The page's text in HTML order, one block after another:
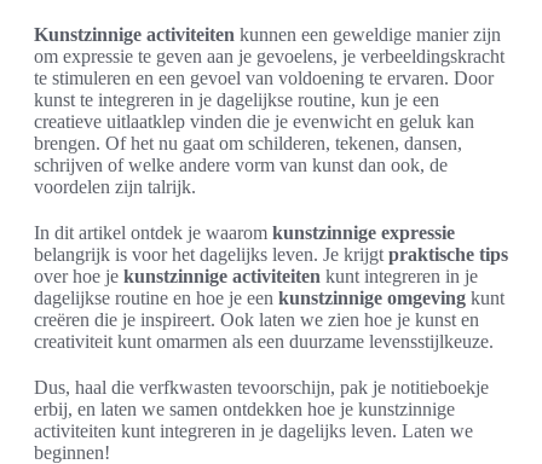
Kunstzinnige activiteiten kunnen een geweldige manier zijn
om expressie te geven aan je gevoelens, je verbeeldingskracht
te stimuleren en een gevoel van voldoening te ervaren. Door
kunst te integreren in je dagelijkse routine, kun je een
creatieve uitlaatklep vinden die je evenwicht en geluk kan
brengen. Of het nu gaat om schilderen, tekenen, dansen,
schrijven of welke andere vorm van kunst dan ook, de
voordelen zijn talrijk.
In dit artikel ontdek je waarom kunstzinnige expressie
belangrijk is voor het dagelijks leven. Je krijgt praktische tips
over hoe je kunstzinnige activiteiten kunt integreren in je
dagelijkse routine en hoe je een kunstzinnige omgeving kunt
creëren die je inspireert. Ook laten we zien hoe je kunst en
creativiteit kunt omarmen als een duurzame levensstijlkeuze.
Dus, haal die verfkwasten tevoorschijn, pak je notitieboekje
erbij, en laten we samen ontdekken hoe je kunstzinnige
activiteiten kunt integreren in je dagelijks leven. Laten we
beginnen!